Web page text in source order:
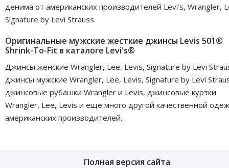
денима от американских производителей Levi’s, Wrangler,
Signature by Levi Strauss.
Оригинальные мужские жесткие джинсы Levis 501®
Shrink-To-Fit в каталоге Levi's®
Джинсы женские Wrangler, Lee, Levis, Signature by Levi
джинсы мужские Wrangler, Lee, Levis, Signature by Levi
джинсовые рубашки Wrangler и Levis, джинсовые куртки
Wrangler, Lee, Levis и еще много другой качественной
американских производителей.
Полная версия сайта